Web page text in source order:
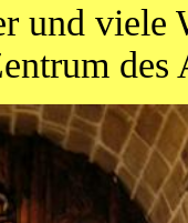
und viele